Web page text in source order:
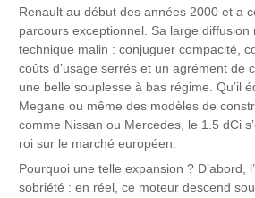
Renault au début des années 2000 et a
parcours exceptionnel. Sa large diffusion
technique malin : conjuguer compacité,
coûts d’usage serrés et un agrément de
une belle souplesse à bas régime. Qu’il
Megane ou même des modèles de
comme Nissan ou Mercedes, le 1.5 dCi
roi sur le marché européen.
Pourquoi une telle expansion ? D’abord,
sobriété : en réel, ce moteur descend